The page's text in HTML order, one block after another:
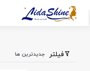
فیلتر